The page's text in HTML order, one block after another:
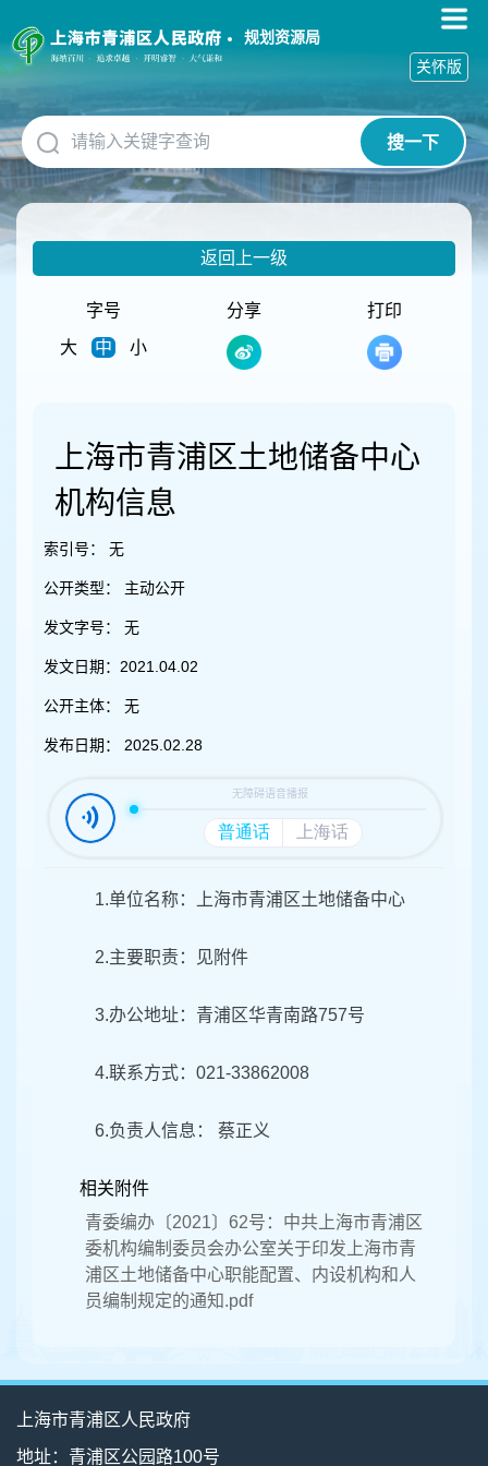
障
碍
作
说
明
跳
到
网
规划资源局
搜一下
关怀版
返回上一级
字号
大
中 小
分享 打印
上海市青浦区土地储备中心
机构信息
索引号： 无
公开类型： 主动公开
发文字号： 无
发文日期： 2021.04.02
公开主体： 无
发布日期： 2025.02.28
1.单位名称：上海市青浦区土地储备中心
2.主要职责：见附件
3.办公地址：青浦区华青南路757号
4.联系方式：021-33862008
6.负责人信息： 蔡正义
相关附件
青委编办〔2021〕62号：中共上海市青浦区
委机构编制委员会办公室关于印发上海市青
浦区土地储备中心职能配置、内设机构和人
员编制规定的通知.pdf
上海市青浦区人民政府
地址：青浦区公园路100号